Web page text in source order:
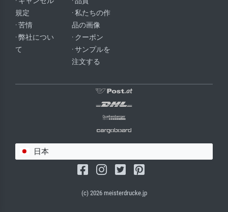
規定
· 苦情
· 弊社につい
て
· 私たちの作
品の画像
· クーポン
· サンプルを
注文する
日本
(c) 2026 meisterdrucke.jp